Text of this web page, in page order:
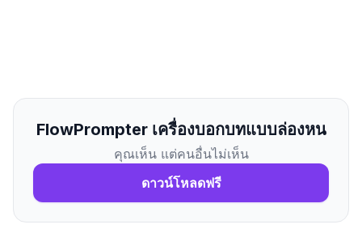
FlowPrompter เครื่องบอกบทแบบล่องหน
คุณเห็น แต่คนอื่นไม่เห็น
ดาวน์โหลดฟรี